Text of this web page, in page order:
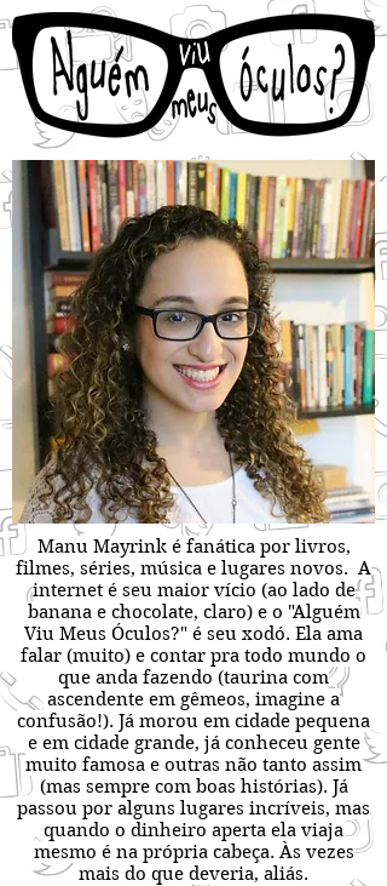
Manu Mayrink é fanática por livros,
filmes, séries, música e lugares novos. A
internet é seu maior vício (ao lado de
banana e chocolate, claro) e o "Alguém
Viu Meus Óculos?" é seu xodó. Ela ama
falar (muito) e contar pra todo mundo o
que anda fazendo (taurina com
ascendente em gêmeos, imagine a
confusão!). Já morou em cidade pequena
e em cidade grande, já conheceu gente
muito famosa e outras não tanto assim
(mas sempre com boas histórias). Já
passou por alguns lugares incríveis, mas
quando o dinheiro aperta ela viaja
mesmo é na própria cabeça. Às vezes
mais do que deveria, aliás.